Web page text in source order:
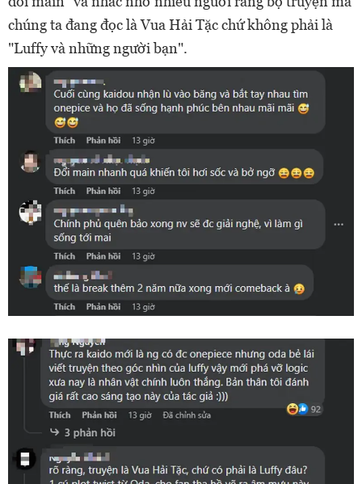
chúng ta đang đọc là Vua Hải Tặc chứ không phải là
"Luffy và những người bạn".